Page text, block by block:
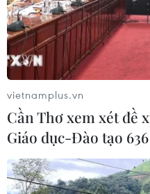
Bộ Y tế: Đề xuất quỹ
thanh toán chi phí khám
học gia đình
03/08/2026 07:04
Siết giám định, kiểm
phí khám chữa bệnh
02/08/2026 10:10
vietnamplus.vn
Cần Thơ xem xét đề
Giáo dục-Đào tạo